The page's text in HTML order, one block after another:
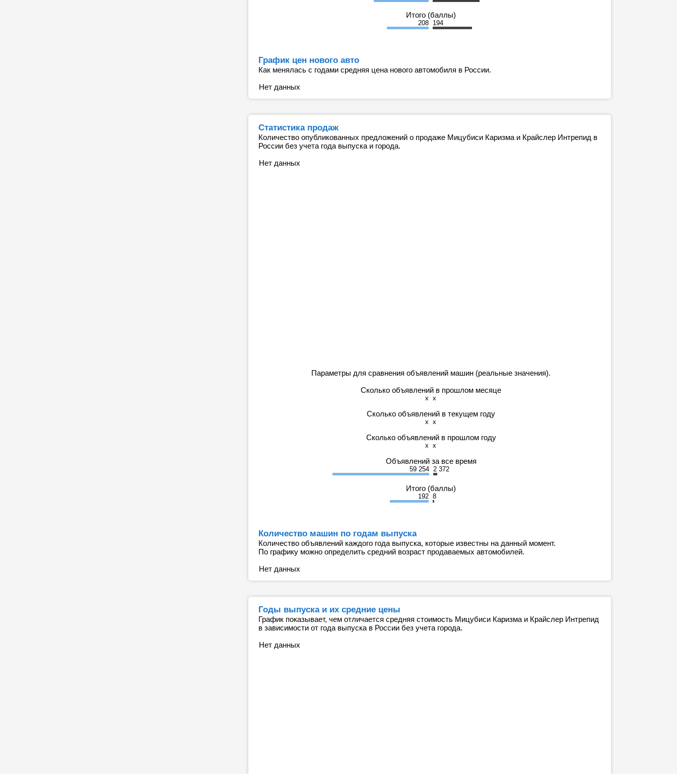
Итого (баллы)
208 194
График цен нового авто
Как менялась с годами средняя цена нового автомобиля в России.
Нет данных
Статистика продаж
Количество опубликованных предложений о продаже Мицубиси Каризма и Крайслер Интрепид в
России без учета года выпуска и города.
Нет данных
Параметры для сравнения объявлений машин (реальные значения).
Сколько объявлений в прошлом месяце
x x
Сколько объявлений в текущем году
x x
Сколько объявлений в прошлом году
x x
Объявлений за все время
59 254 2 372
Итого (баллы)
192 8
Количество машин по годам выпуска
Количество объявлений каждого года выпуска, которые известны на данный момент.
По графику можно определить средний возраст продаваемых автомобилей.
Нет данных
Годы выпуска и их средние цены
График показывает, чем отличается средняя стоимость Мицубиси Каризма и Крайслер Интрепид
в зависимости от года выпуска в России без учета города.
Нет данных